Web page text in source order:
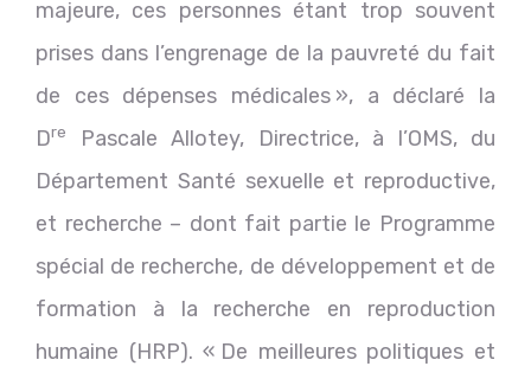
majeure, ces personnes étant trop souvent
prises dans l’engrenage de la pauvreté du fait
de ces dépenses médicales », a déclaré la
Dre
Pascale Allotey, Directrice, à l’OMS, du
Département Santé sexuelle et reproductive,
et recherche – dont fait partie le Programme
spécial de recherche, de développement et de
formation à la recherche en reproduction
humaine (HRP). « De meilleures politiques et